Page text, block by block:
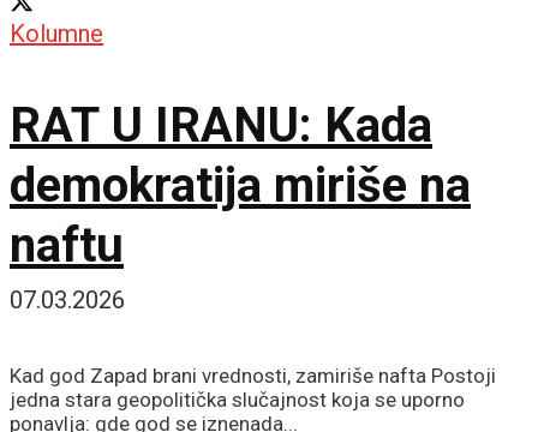
Kolumne
RAT U IRANU: Kada
demokratija miriše na
naftu
07.03.2026
Kad god Zapad brani vrednosti, zamiriše nafta Postoji
jedna stara geopolitička slučajnost koja se uporno
ponavlja: gde god se iznenada...